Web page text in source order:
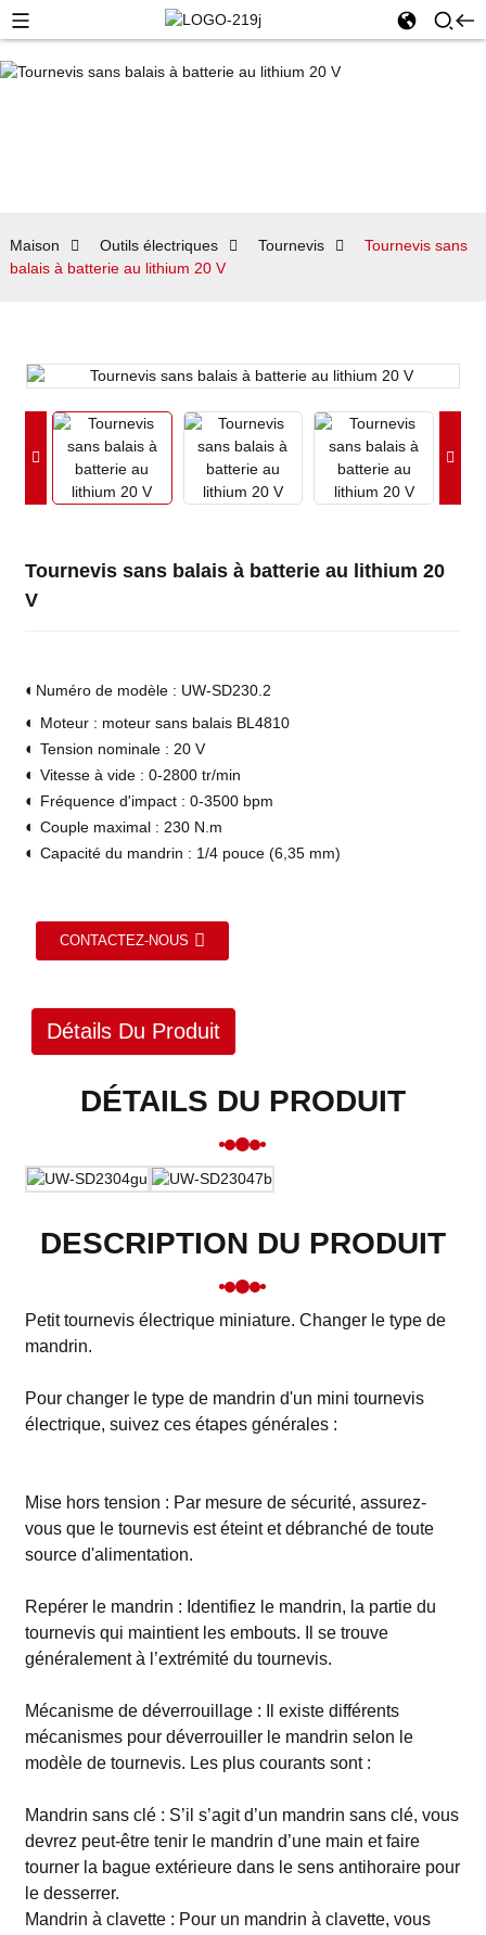
Maison Outils électriques Tournevis
Tournevis sans
balais à batterie au lithium 20 V
Tournevis sans balais à batterie au lithium 20
V
◐ Numéro de modèle : UW-SD230.2
◐ Moteur : moteur sans balais BL4810
◐ Tension nominale : 20 V
◐ Vitesse à vide : 0-2800 tr/min
◐ Fréquence d'impact : 0-3500 bpm
◐ Couple maximal : 230 N.m
◐ Capacité du mandrin : 1/4 pouce (6,35 mm)
CONTACTEZ-NOUS
Détails Du Produit
DÉTAILS DU PRODUIT
DESCRIPTION DU PRODUIT
Petit tournevis électrique miniature. Changer le type de
mandrin.
Pour changer le type de mandrin d'un mini tournevis
électrique, suivez ces étapes générales :
Mise hors tension : Par mesure de sécurité, assurez-
vous que le tournevis est éteint et débranché de toute
source d'alimentation.
Repérer le mandrin : Identifiez le mandrin, la partie du
tournevis qui maintient les embouts. Il se trouve
généralement à l’extrémité du tournevis.
Mécanisme de déverrouillage : Il existe différents
mécanismes pour déverrouiller le mandrin selon le
modèle de tournevis. Les plus courants sont :
Mandrin sans clé : S’il s’agit d’un mandrin sans clé, vous
devrez peut-être tenir le mandrin d’une main et faire
tourner la bague extérieure dans le sens antihoraire pour
le desserrer.
Mandrin à clavette : Pour un mandrin à clavette, vous